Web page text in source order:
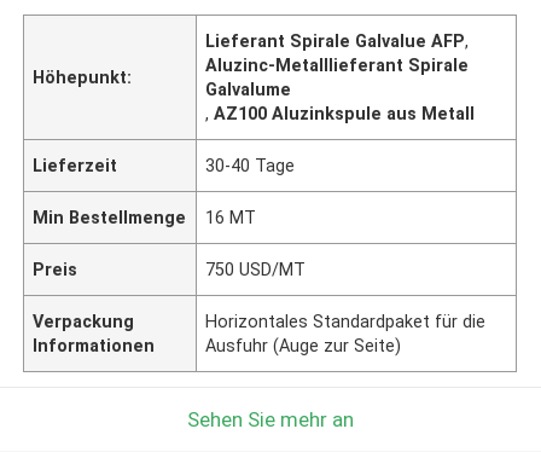
Höhepunkt:
Lieferant Spirale Galvalue AFP,
Aluzinc-Metalllieferant Spirale
Galvalume
,AZ100 Aluzinkspule aus Metall
Lieferzeit 30-40 Tage
Min Bestellmenge 16 MT
Preis 750 USD/MT
Verpackung
Informationen
Horizontales Standardpaket für die
Ausfuhr (Auge zur Seite)
Sehen Sie mehr an